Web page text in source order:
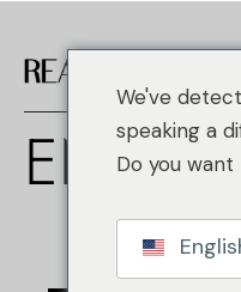
We've
speaking a
Do you